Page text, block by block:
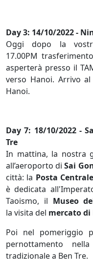
Day 3: 14/10/2022 -
Oggi dopo la
17.00PM
asperterà presso il
verso Hanoi. Arrivo
Hanoi.
Day 7: 18/10/2022 -
Tre
In mattina, la nostra
all’aeroporto diSai
città: la Posta Centrale
è dedicata
Taoismo, il Museo
la visita del mercato di
Poi nel pomeriggio
pernottamento
tradizionale a Ben Tre.